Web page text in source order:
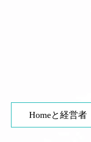
Homeと経営者